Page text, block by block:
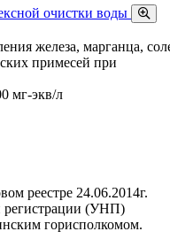
железа, марганца,
примесей при
мг-экв/л
реестре 24.06.2014г.
регистрации (УНП)
горисполкомом.